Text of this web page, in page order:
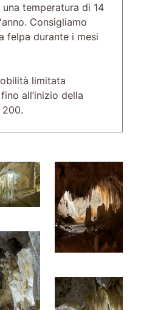
temperatura di 14
Consigliamo
felpa durante i mesi
limitata
all’inizio della
200.